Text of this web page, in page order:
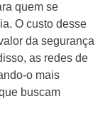
quem se
O custo desse
da segurança
as redes de
o mais
buscam